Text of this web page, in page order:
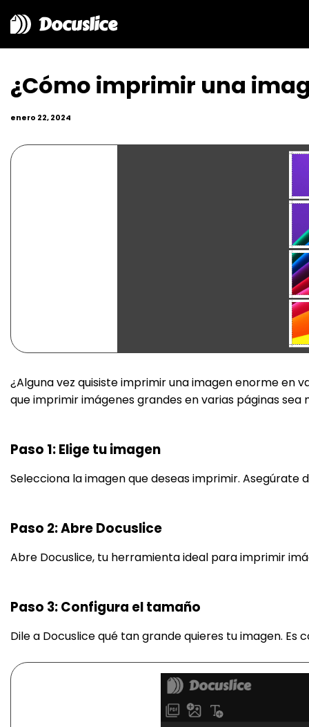
Docuslice
¿Cómo imprimir una
enero 22, 2024
¿Alguna vez quisiste imprimir una imagen enorme en
que imprimir imágenes grandes en varias páginas
Paso 1: Elige tu imagen
Selecciona la imagen que deseas imprimir. Asegúrate
Paso 2: Abre Docuslice
Abre Docuslice, tu herramienta ideal para imprimir
Paso 3: Configura el tamaño
Dile a Docuslice qué tan grande quieres tu imagen.